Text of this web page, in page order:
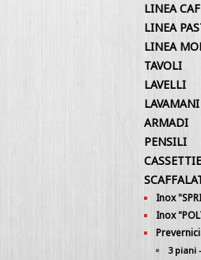
LINEA
LINEA
LINEA
TAVOLI
LAVELLI
LAVAMANI
ARMADI
PENSILI
Inox
Inox
3 piani